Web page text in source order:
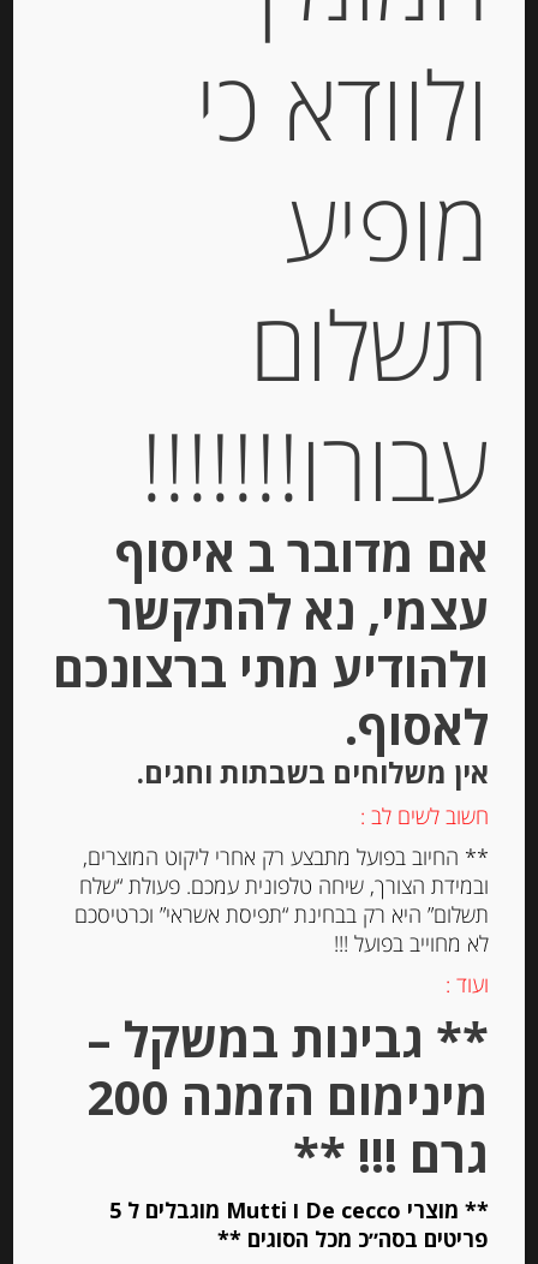
מחיר ל 100 גרם:14.80 ש"ח
מחיר ל 100 גרם:14.80 ש"ח
יחידות
הוספה לסל
Out of
Stock
עוגיות עם לימון Spiritozzi
מחיר ל 100 גרם:14.80 ש"ח
יחידות
הוספה לסל
ולוודא כי
מופיע
תשלום
עבורו!!!!!!!
אם מדובר ב איסוף
עצמי, נא להתקשר
ולהודיע מתי ברצונכם
לאסוף.
אין משלוחים בשבתות וחגים.
חשוב לשים לב :
** החיוב בפועל מתבצע רק אחרי ליקוט המוצרים,
ובמידת הצורך, שיחה טלפונית עמכם. פעולת “שלח
תשלום” היא רק בבחינת “תפיסת אשראי” וכרטיסכם
לא מחוייב בפועל !!!
ועוד :
** גבינות במשקל –
מינימום הזמנה 200
גרם !!! **
** מוצרי De cecco ו Mutti מוגבלים ל 5
פריטים בסה״כ מכל הסוגים **